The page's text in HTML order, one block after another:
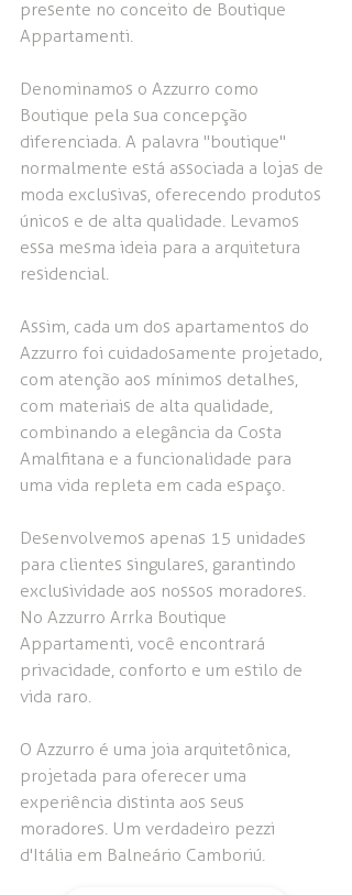
presente no conceito de Boutique
Appartamenti.
Denominamos o Azzurro como
Boutique pela sua concepção
diferenciada. A palavra "boutique"
normalmente está associada a lojas de
moda exclusivas, oferecendo produtos
únicos e de alta qualidade. Levamos
essa mesma ideia para a arquitetura
residencial.
Assim, cada um dos apartamentos do
Azzurro foi cuidadosamente projetado,
com atenção aos mínimos detalhes,
com materiais de alta qualidade,
combinando a elegância da Costa
Amalfitana e a funcionalidade para
uma vida repleta em cada espaço.
Desenvolvemos apenas 15 unidades
para clientes singulares, garantindo
exclusividade aos nossos moradores.
No Azzurro Arrka Boutique
Appartamenti, você encontrará
privacidade, conforto e um estilo de
vida raro.
O Azzurro é uma joia arquitetônica,
projetada para oferecer uma
experiência distinta aos seus
moradores. Um verdadeiro pezzi
d'Itália em Balneário Camboriú.